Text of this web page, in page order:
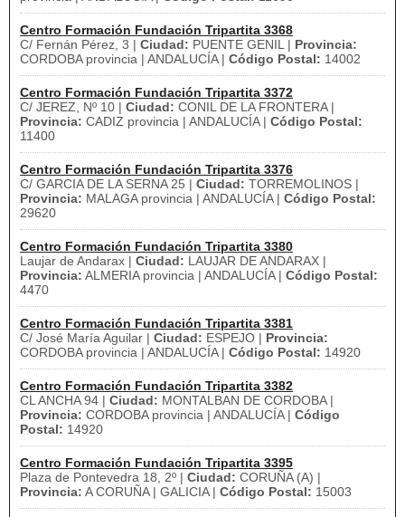
Centro Formación Fundación Tripartita 3368
C/ Fernán Pérez, 3 | Ciudad: PUENTE GENIL | Provincia:
CORDOBA provincia | ANDALUCÍA | Código Postal: 14002
Centro Formación Fundación Tripartita 3372
C/ JEREZ, Nº 10 | Ciudad: CONIL DE LA FRONTERA |
Provincia: CADIZ provincia | ANDALUCÍA | Código Postal:
11400
Centro Formación Fundación Tripartita 3376
C/ GARCIA DE LA SERNA 25 | Ciudad: TORREMOLINOS |
Provincia: MALAGA provincia | ANDALUCÍA | Código Postal:
29620
Centro Formación Fundación Tripartita 3380
Laujar de Andarax | Ciudad: LAUJAR DE ANDARAX |
Provincia: ALMERIA provincia | ANDALUCÍA | Código Postal:
4470
Centro Formación Fundación Tripartita 3381
C/ José María Aguilar | Ciudad: ESPEJO | Provincia:
CORDOBA provincia | ANDALUCÍA | Código Postal: 14920
Centro Formación Fundación Tripartita 3382
CL ANCHA 94 | Ciudad: MONTALBAN DE CORDOBA |
Provincia: CORDOBA provincia | ANDALUCÍA | Código
Postal: 14920
Centro Formación Fundación Tripartita 3395
Plaza de Pontevedra 18, 2º | Ciudad: CORUÑA (A) |
Provincia: A CORUÑA | GALICIA | Código Postal: 15003